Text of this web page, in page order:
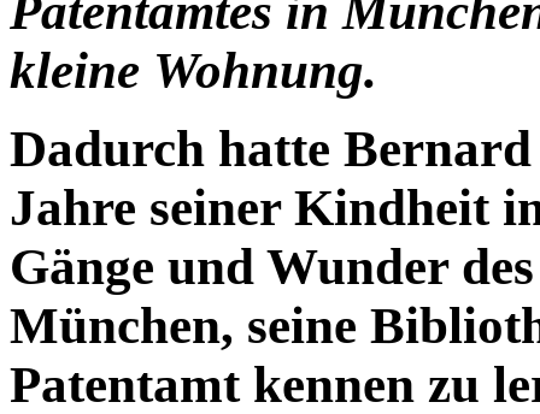
kleine Wohnung.
Dadurch hatte
Jahre seiner Kindheit
Gänge und Wunder
München, seine
Patentamt kennen zu